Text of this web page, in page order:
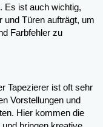
Es ist auch wichtig,
und Türen aufträgt, um
Farbfehler zu
Tapezierer ist oft sehr
Vorstellungen und
Hier kommen die